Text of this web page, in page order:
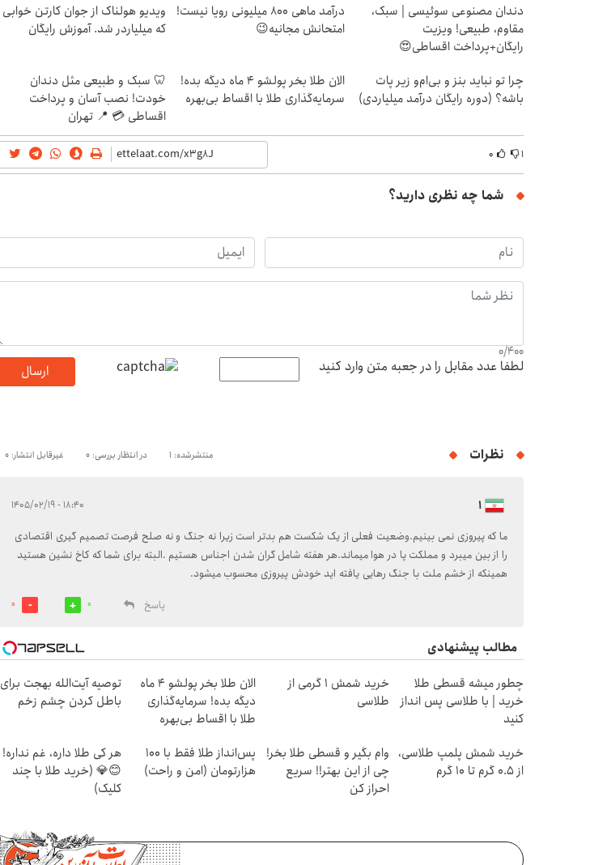
دندان مصنوعی سوئیسی | سبک،
مقاوم، طبیعی! ویزیت
رایگان+پرداخت اقساطی😍
درآمد ماهی 800 میلیونی رویا نیست!
امتحانش مجانیه😉
ویدیو هولناک از جوان کارتن خوابی
که میلیاردر شد. آموزش رایگان
چرا تو نباید بنز و بی‌ام‌و زیر پات
باشه؟ (دوره رایگان درآمد میلیاردی)
الان طلا بخر پولشو 4 ماه دیگه بده!
سرمایه‌گذاری طلا با اقساط بی‌بهره
🦷 سبک و طبیعی مثل دندان
خودت! نصب آسان و پرداخت
اقساطی 💳 📍 تهران
۱ ۰
شما چه نظری دارید؟
0/400
لطفا عدد مقابل را در جعبه متن وارد کنید ارسال
نظرات منتشرشده: 1 در انتظار بررسی: 0 غیرقابل انتشار: 0
1 ۱۸:۴۰ - ۱۴۰۵/۰۲/۱۹
ما که پیروزی نمی بینیم.وضعیت فعلی از یک شکست هم بدتر است زیرا نه جنگ و نه صلح فرصت تصمیم گیری اقتصادی
را از بین میبرد و مملکت پا در هوا میماند.هر هفته شامل گران شدن اجناس هستیم .البته برای شما که کاخ نشین هستید
همینکه از خشم ملت با جنگ رهایی یافته اید خودش پیروزی محسوب میشود.
پاسخ
0
0
مطالب پیشنهادی
چطور میشه قسطی طلا
خرید | با طلاسی پس انداز
کنید
خرید شمش 1 گرمی از
طلاسی
الان طلا بخر پولشو 4 ماه
دیگه بده! سرمایه‌گذاری
طلا با اقساط بی‌بهره
توصیه آیت‌الله بهجت برای
باطل کردن چشم زخم
خرید شمش پلمپ طلاسی،
از ۰.۵ گرم تا ۱۰ گرم
وام بگیر و قسطی طلا بخر!
چی از این بهتر!! سریع
احراز کن
پس‌انداز طلا فقط با ۱۰۰
هزارتومان (امن و راحت)
هر کی طلا داره، غم نداره!
😊💎 (خرید طلا با چند
کلیک)